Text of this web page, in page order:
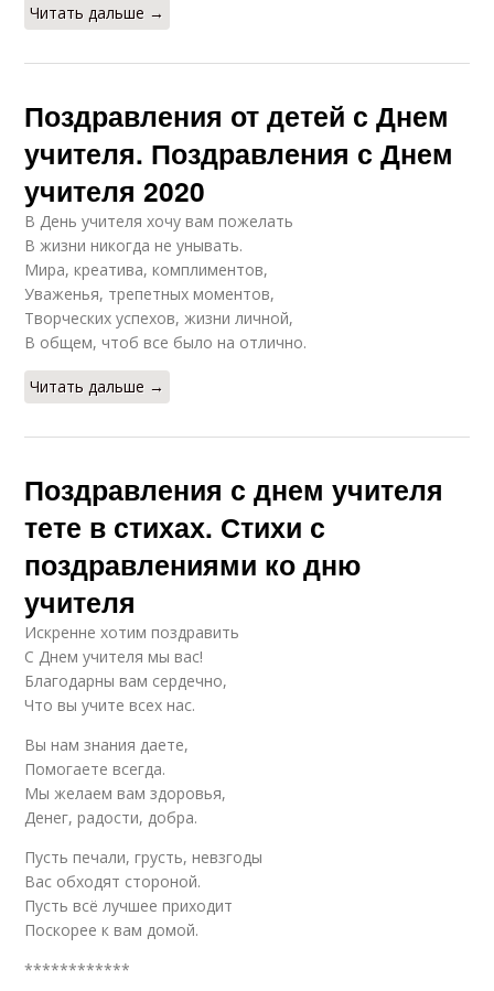
Читать дальше →
Поздравления от детей с Днем
учителя. Поздравления с Днем
учителя 2020
В День учителя хочу вам пожелать
В жизни никогда не унывать.
Мира, креатива, комплиментов,
Уваженья, трепетных моментов,
Творческих успехов, жизни личной,
В общем, чтоб все было на отлично.
Читать дальше →
Поздравления с днем учителя
тете в стихах. Стихи с
поздравлениями ко дню
учителя
Искренне хотим поздравить
С Днем учителя мы вас!
Благодарны вам сердечно,
Что вы учите всех нас.
Вы нам знания даете,
Помогаете всегда.
Мы желаем вам здоровья,
Денег, радости, добра.
Пусть печали, грусть, невзгоды
Вас обходят стороной.
Пусть всё лучшее приходит
Поскорее к вам домой.
************